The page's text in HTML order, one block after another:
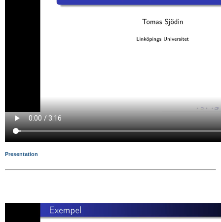
Presentation